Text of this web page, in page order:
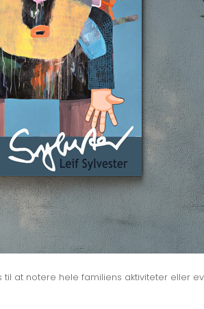
at notere hele familiens aktiviteter eller